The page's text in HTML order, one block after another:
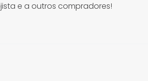
e a outros compradores!